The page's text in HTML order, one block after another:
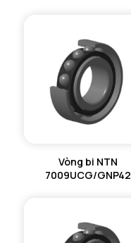
Vòng bi NTN
7009UCG/GNP42